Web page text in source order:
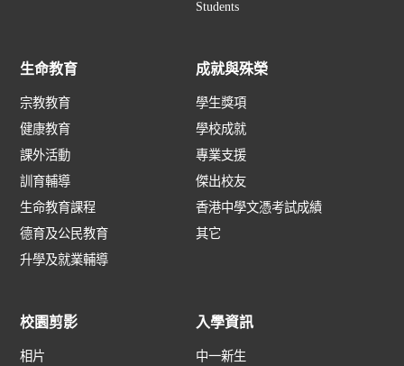
Students
生命教育
宗教教育
健康教育
課外活動
訓育輔導
生命教育課程
德育及公民教育
升學及就業輔導
成就與殊榮
學生獎項
學校成就
專業支援
傑出校友
香港中學文憑考試成績
其它
校園剪影
相片
入學資訊
中一新生